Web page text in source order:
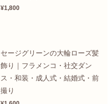
¥1,800
セージグリーンの大輪ローズ髪
飾り｜フラメンコ・社交ダン
ス・和装・成人式・結婚式・前
撮り